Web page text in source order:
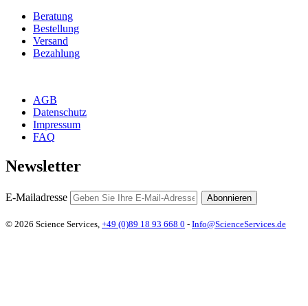
Beratung
Bestellung
Versand
Bezahlung
AGB
Datenschutz
Impressum
FAQ
Newsletter
E-Mailadresse Abonnieren
© 2026 Science Services, +49 (0)89 18 93 668 0 - Info@ScienceServices.de